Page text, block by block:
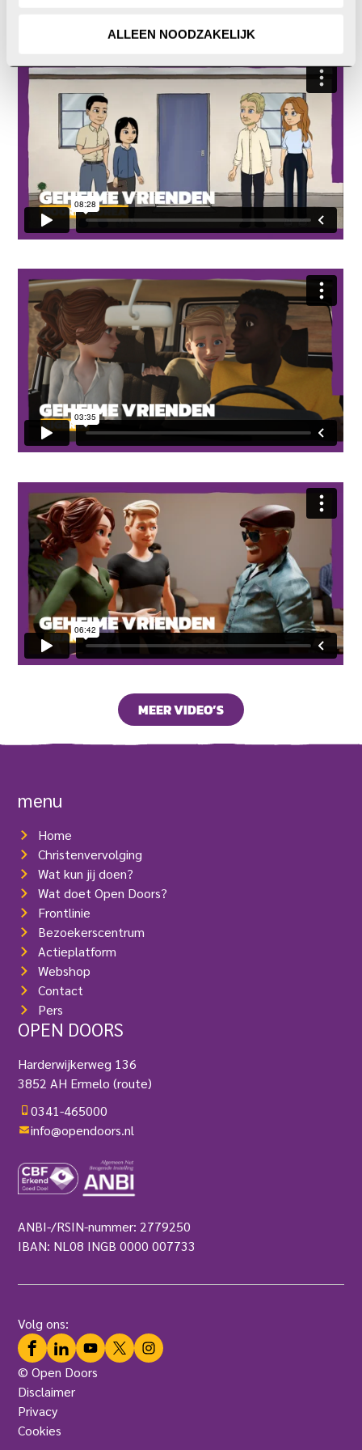
ALLEEN NOODZAKELIJK
video’s ook hier bekijken.
MEER VIDEO’S
menu
Home
Christenvervolging
Wat kun jij doen?
Wat doet Open Doors?
Frontlinie
Bezoekerscentrum
Actieplatform
Webshop
Contact
Pers
OPEN DOORS
Harderwijkerweg 136
3852 AH Ermelo(route)
0341-465000
info@opendoors.nl
ANBI-/RSIN-nummer: 2779250
IBAN: NL08 INGB 0000 007733
© Open Doors
Disclaimer
Privacy
Cookies
Volg ons:
Facebook
LinkedInYouTube
TwitterInstagram